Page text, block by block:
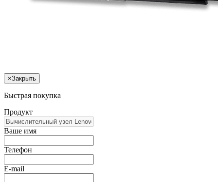
×Закрыть
Быстрая покупка
Продукт
Ваше имя
Телефон
E-mail